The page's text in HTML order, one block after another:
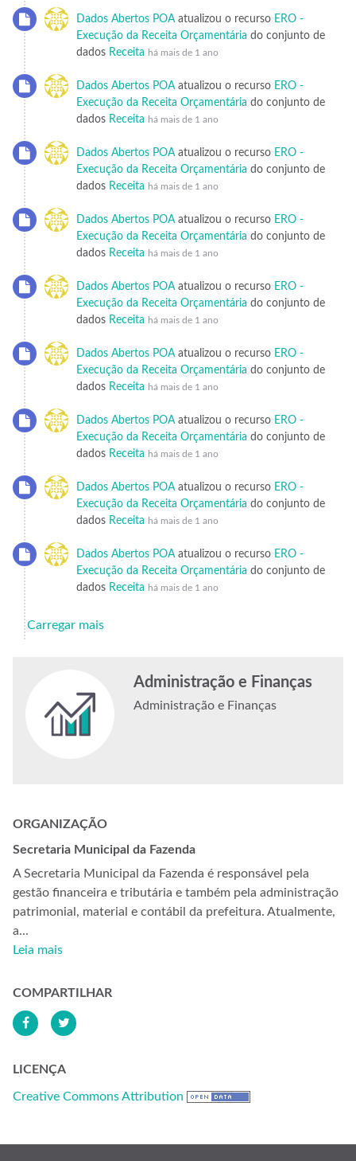
Dados Abertos POAatualizou o recurso ERO -
Execução da Receita Orçamentária do conjunto de
dados Receita há mais de 1 ano
Dados Abertos POAatualizou o recurso ERO -
Execução da Receita Orçamentária do conjunto de
dados Receita há mais de 1 ano
Dados Abertos POAatualizou o recurso ERO -
Execução da Receita Orçamentária do conjunto de
dados Receita há mais de 1 ano
Dados Abertos POAatualizou o recurso ERO -
Execução da Receita Orçamentária do conjunto de
dados Receita há mais de 1 ano
Dados Abertos POAatualizou o recurso ERO -
Execução da Receita Orçamentária do conjunto de
dados Receita há mais de 1 ano
Dados Abertos POAatualizou o recurso ERO -
Execução da Receita Orçamentária do conjunto de
dados Receita há mais de 1 ano
Dados Abertos POAatualizou o recurso ERO -
Execução da Receita Orçamentária do conjunto de
dados Receita há mais de 1 ano
Dados Abertos POAatualizou o recurso ERO -
Execução da Receita Orçamentária do conjunto de
dados Receita há mais de 1 ano
Dados Abertos POAatualizou o recurso ERO -
Execução da Receita Orçamentária do conjunto de
dados Receita há mais de 1 ano
Carregar mais
Administração e Finanças
Administração e Finanças
ORGANIZAÇÃO
Secretaria Municipal da Fazenda
A Secretaria Municipal da Fazenda é responsável pela
gestão financeira e tributária e também pela administração
patrimonial, material e contábil da prefeitura. Atualmente,
a...
Leia mais
COMPARTILHAR
LICENÇA
Creative Commons Attribution